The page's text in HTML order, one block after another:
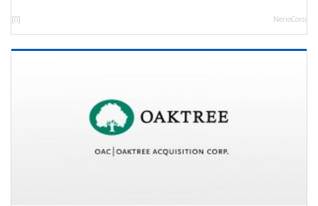
[0] NerioCorsi